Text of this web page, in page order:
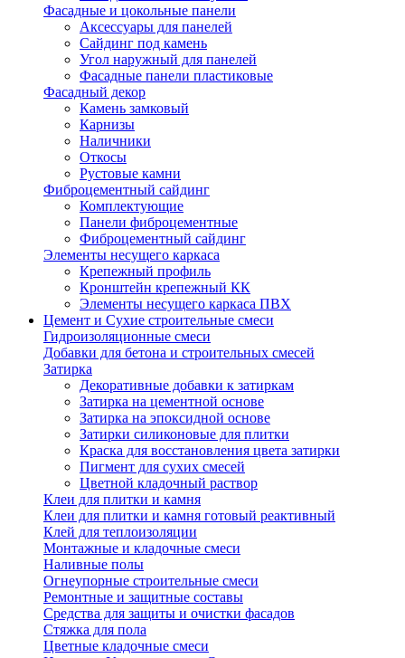
Фасадные и цокольные панели
Аксессуары для панелей
Сайдинг под камень
Угол наружный для панелей
Фасадные панели пластиковые
Фасадный декор
Камень замковый
Карнизы
Наличники
Откосы
Рустовые камни
Фиброцементный сайдинг
Комплектующие
Панели фиброцементные
Фиброцементный сайдинг
Элементы несущего каркаса
Крепежный профиль
Кронштейн крепежный КК
Элементы несущего каркаса ПВХ
Цемент и Сухие строительные смеси
Гидроизоляционные смеси
Добавки для бетона и строительных смесей
Затирка
Декоративные добавки к затиркам
Затирка на цементной основе
Затирка на эпоксидной основе
Затирки силиконовые для плитки
Краска для восстановления цвета затирки
Пигмент для сухих смесей
Цветной кладочный раствор
Клеи для плитки и камня
Клеи для плитки и камня готовый реактивный
Клей для теплоизоляции
Монтажные и кладочные смеси
Наливные полы
Огнеупорные строительные смеси
Ремонтные и защитные составы
Средства для защиты и очистки фасадов
Стяжка для пола
Цветные кладочные смеси